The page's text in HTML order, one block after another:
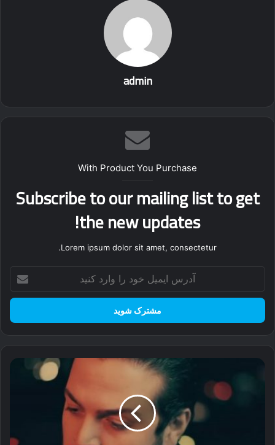
پخش‌کننده
Vefa Serifova
Vefa Serifova – Senin Derdinden
دانلود آهنگ آذربایجانی وفا شریفوا وفا شریفوا
admin
With Product You Purchase
Subscribe to our mailing list to get
the new updates!
Lorem ipsum dolor sit amet, consectetur.
خود
وارد
دانلود